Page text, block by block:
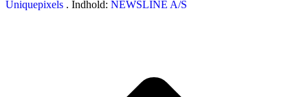
Uniquepixels . Indhold: NEWSLINE A/S